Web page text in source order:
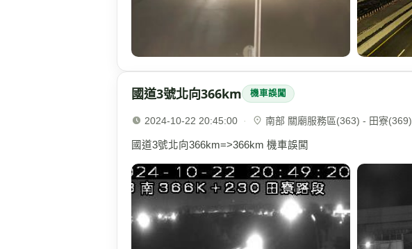
國道3號北向366km 機車誤闖
2024-10-22 20:45:00 · 南部 關廟服務區(363) - 田寮(369)
國道3號北向366km=>366km 機車誤闖